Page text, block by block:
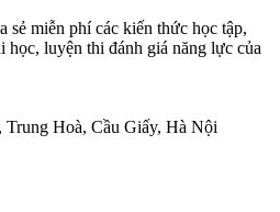
sẻ miễn phí các kiến thức học tập,
luyện thi đánh giá năng lực của
Hoà, Cầu Giấy, Hà Nội